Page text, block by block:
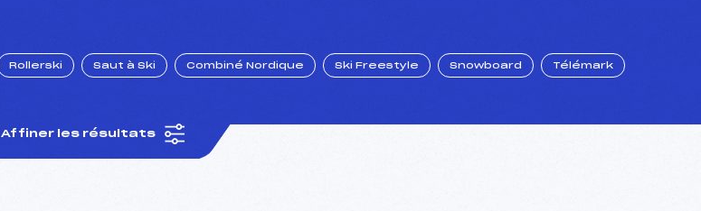
Rollerski Saut à Ski Combiné Nordique Ski Freestyle Snowboard Télémark
Affiner les résultats